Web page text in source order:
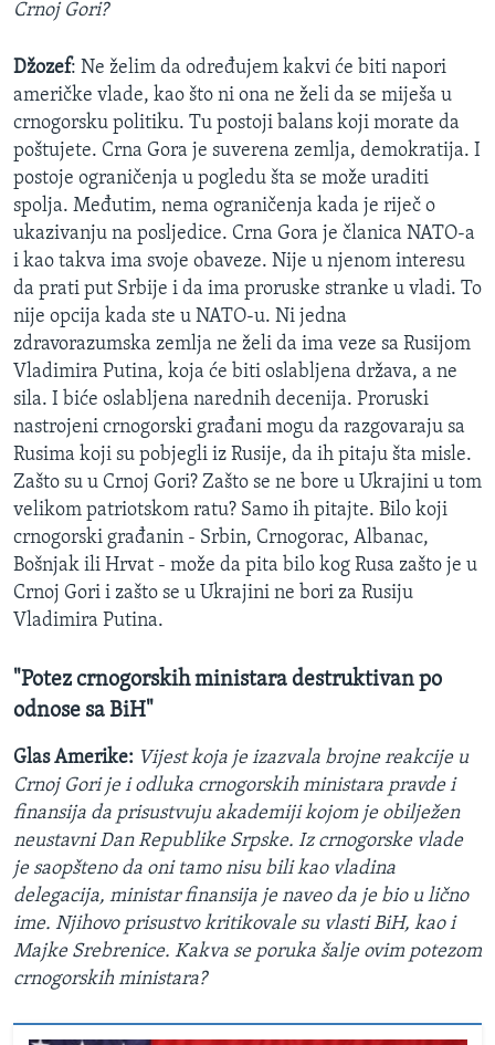
Crnoj Gori?
Džozef: Ne želim da određujem kakvi će biti napori
američke vlade, kao što ni ona ne želi da se miješa u
crnogorsku politiku. Tu postoji balans koji morate da
poštujete. Crna Gora je suverena zemlja, demokratija. I
postoje ograničenja u pogledu šta se može uraditi
spolja. Međutim, nema ograničenja kada je riječ o
ukazivanju na posljedice. Crna Gora je članica NATO-a
i kao takva ima svoje obaveze. Nije u njenom interesu
da prati put Srbije i da ima proruske stranke u vladi. To
nije opcija kada ste u NATO-u. Ni jedna
zdravorazumska zemlja ne želi da ima veze sa Rusijom
Vladimira Putina, koja će biti oslabljena država, a ne
sila. I biće oslabljena narednih decenija. Proruski
nastrojeni crnogorski građani mogu da razgovaraju sa
Rusima koji su pobjegli iz Rusije, da ih pitaju šta misle.
Zašto su u Crnoj Gori? Zašto se ne bore u Ukrajini u tom
velikom patriotskom ratu? Samo ih pitajte. Bilo koji
crnogorski građanin - Srbin, Crnogorac, Albanac,
Bošnjak ili Hrvat - može da pita bilo kog Rusa zašto je u
Crnoj Gori i zašto se u Ukrajini ne bori za Rusiju
Vladimira Putina.
"Potez crnogorskih ministara destruktivan po
odnose sa BiH"
Glas Amerike: Vijest koja je izazvala brojne reakcije u
Crnoj Gori je i odluka crnogorskih ministara pravde i
finansija da prisustvuju akademiji kojom je obilježen
neustavni Dan Republike Srpske. Iz crnogorske vlade
je saopšteno da oni tamo nisu bili kao vladina
delegacija, ministar finansija je naveo da je bio u lično
ime. Njihovo prisustvo kritikovale su vlasti BiH, kao i
Majke Srebrenice. Kakva se poruka šalje ovim potezom
crnogorskih ministara?